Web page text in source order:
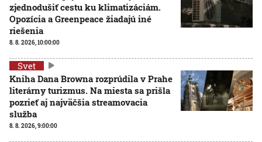
zjednodušiť cestu ku klimatizáciám.
Opozícia a Greenpeace žiadajú iné
riešenia
8. 8. 2026, 10:00:00
Svet
Kniha Dana Browna rozprúdila v Prahe
literárny turizmus. Na miesta sa prišla
pozrieť aj najväčšia streamovacia
služba
8. 8. 2026, 9:00:00